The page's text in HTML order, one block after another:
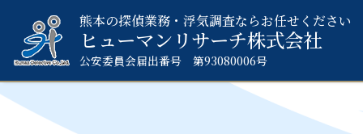
熊本の探偵業務・浮気調査ならお任せください
ヒューマンリサーチ株式会社
公安委員会届出番号 第93080006号